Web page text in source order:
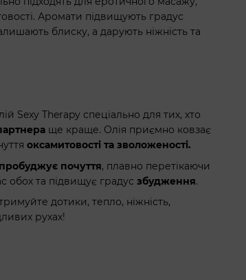
Аромати підвищують градус
блиску, а дарують ніжність та
Sexy Therapy спеціально для тих, хто
ще краще. Олія приємно ковзає
оксамитовості та зволоженості.
пробуджує почуття, плавно перетікаючи
обох та підвищує градус збудження.
дотики, тепло, ніжність,
рухах!